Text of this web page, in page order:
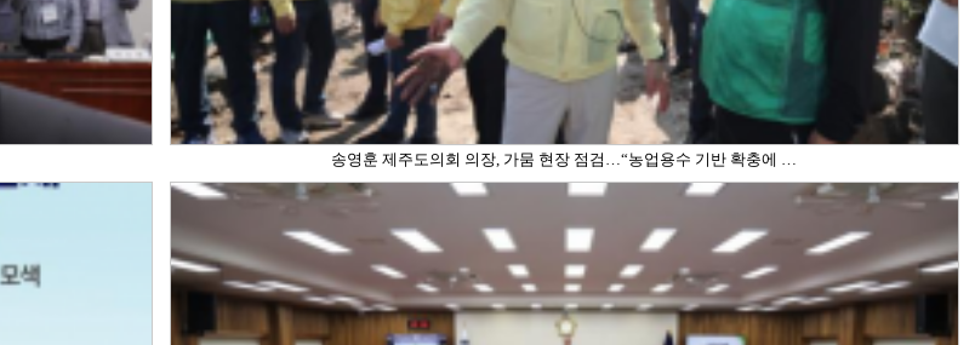
송영훈 제주도의회 의장, 가뭄 현장 점검…“농업용수 기반 확충에 …